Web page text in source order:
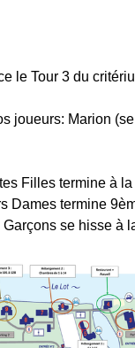
le Tour 3 du
joueurs: Marion
Filles termine à
Dames termine
Garçons se hisse à